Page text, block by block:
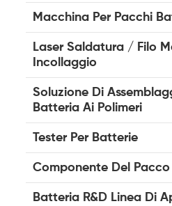
Macchina Per Pacchi
Laser Saldatura / Filo
Incollaggio
Soluzione Di
Batteria Ai Polimeri
Tester Per Batterie
Componente Del
Batteria R&D Linea Di